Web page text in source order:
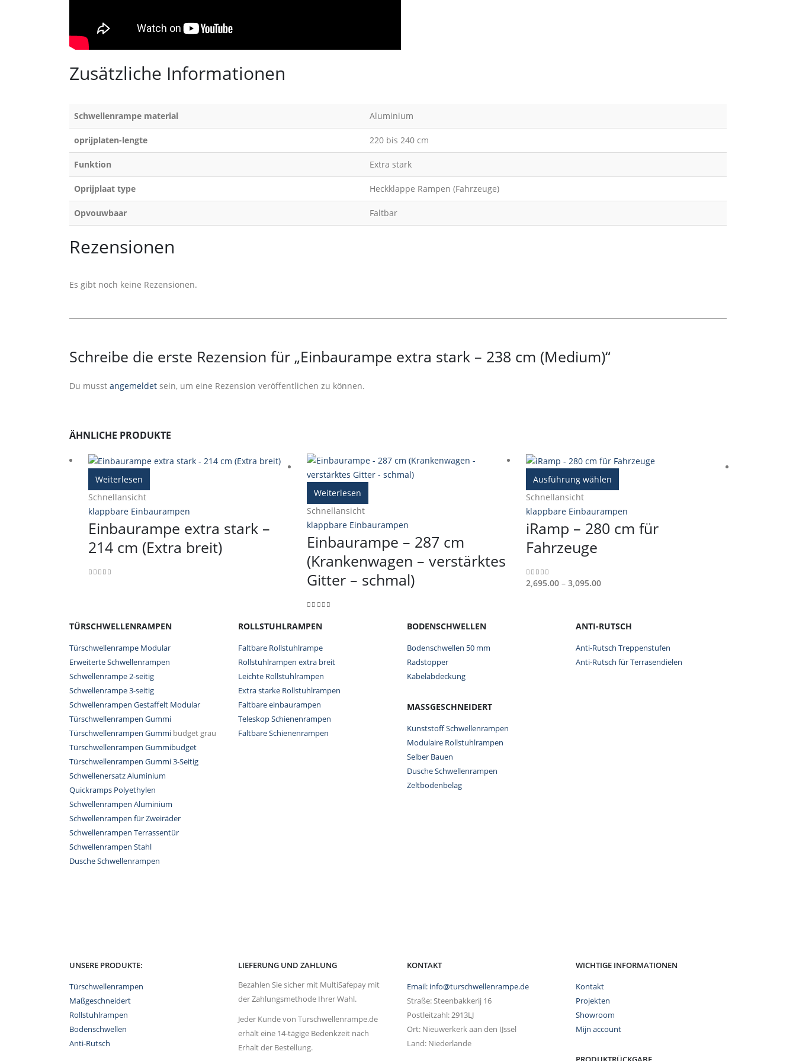
Zusätzliche Informationen
Schwellenrampe material Aluminium
oprijplaten-lengte 220 bis 240 cm
Funktion Extra stark
Oprijplaat type Heckklappe Rampen (Fahrzeuge)
Opvouwbaar Faltbar
Rezensionen
Es gibt noch keine Rezensionen.
Schreibe die erste Rezension für „Einbaurampe extra stark – 238 cm (Medium)“
Du musst angemeldet sein, um eine Rezension veröffentlichen zu können.
ÄHNLICHE PRODUKTE
Weiterlesen
Schnellansicht
klappbare Einbaurampen
Einbaurampe extra stark –
214 cm (Extra breit)
Weiterlesen
Schnellansicht
klappbare Einbaurampen
Einbaurampe – 287 cm
(Krankenwagen – verstärktes
Gitter – schmal)
Ausführung wählen
Produkt
mehrere
Varianten
Produktseite
gewählt
werden
Schnellansicht
klappbare Einbaurampen
iRamp – 280 cm für
Fahrzeuge
0out of 5
2,695.00 – 3,095.00Preisspanne:
€3,095.00
TÜRSCHWELLENRAMPEN
Türschwellenrampe Modular
Erweiterte Schwellenrampen
Schwellenrampe 2-seitig
Schwellenrampe 3-seitig
Schwellenrampen Gestaffelt Modular
Türschwellenrampen Gummi
Türschwellenrampen Gummi budget grau
Türschwellenrampen Gummibudget
Türschwellenrampen Gummi 3-Seitig
Schwellenersatz Aluminium
Quickramps Polyethylen
Schwellenrampen Aluminium
Schwellenrampen für Zweiräder
Schwellenrampen Terrassentür
Schwellenrampen Stahl
Dusche Schwellenrampen
ROLLSTUHLRAMPEN
Faltbare Rollstuhlrampe
Rollstuhlrampen extra breit
Leichte Rollstuhlrampen
Extra starke Rollstuhlrampen
Faltbare einbaurampen
Teleskop Schienenrampen
Faltbare Schienenrampen
BODENSCHWELLEN
Bodenschwellen 50 mm
Radstopper
Kabelabdeckung
MASSGESCHNEIDERT
Kunststoff Schwellenrampen
Modulaire Rollstuhlrampen
Selber Bauen
Dusche Schwellenrampen
Zeltbodenbelag
ANTI-RUTSCH
Anti-Rutsch Treppenstufen
Anti-Rutsch für Terrasendielen
UNSERE PRODUKTE:
Türschwellenrampen
Maßgeschneidert
Rollstuhlrampen
Bodenschwellen
Anti-Rutsch
LIEFERUNG UND ZAHLUNG
Bezahlen Sie sicher mit MultiSafepay mit
der Zahlungsmethode Ihrer Wahl.
Jeder Kunde von Turschwellenrampe.de
erhält eine 14-tägige Bedenkzeit nach
Erhalt der Bestellung.
KONTAKT
Email: info@turschwellenrampe.de
Straße: Steenbakkerij 16
Postleitzahl: 2913LJ
Ort: Nieuwerkerk aan den IJssel
Land: Niederlande
WICHTIGE INFORMATIONEN
Kontakt
Projekten
Showroom
Mijn account